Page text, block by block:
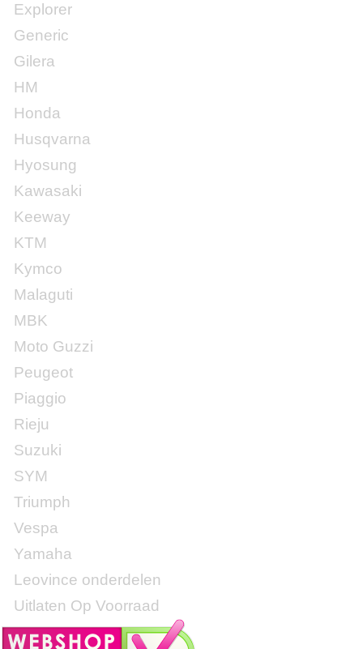
Explorer
Generic
Gilera
HM
Honda
Husqvarna
Hyosung
Kawasaki
Keeway
KTM
Kymco
Malaguti
MBK
Moto Guzzi
Peugeot
Piaggio
Rieju
Suzuki
SYM
Triumph
Vespa
Yamaha
Leovince onderdelen
Uitlaten Op Voorraad